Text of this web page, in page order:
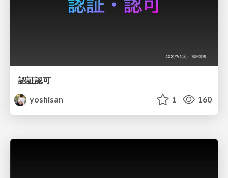
認証認可
yoshisan
1 160